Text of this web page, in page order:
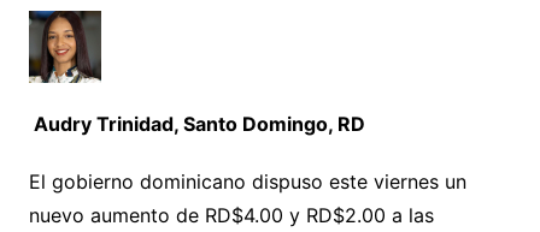
Audry Trinidad, Santo Domingo, RD
El gobierno dominicano dispuso este viernes un
nuevo aumento de RD$4.00 y RD$2.00 a las